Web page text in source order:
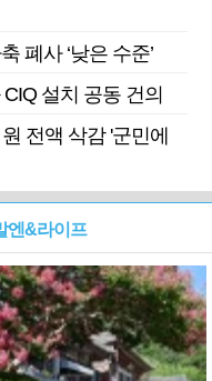
폐사 ‘낮은 수준’
설치 공동 건의
전액 삭감 '군민에
엔&라이프